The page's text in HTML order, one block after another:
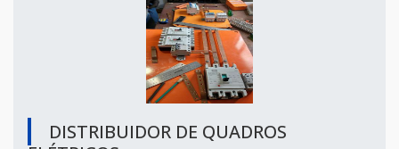
DISTRIBUIDOR DE QUADROS